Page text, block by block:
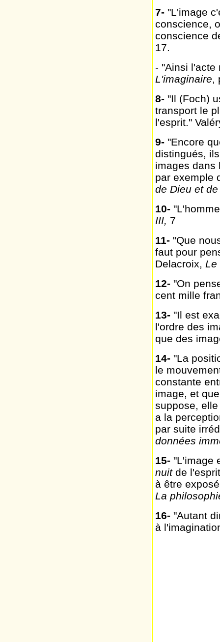
7-"L'image
conscience,
conscience
17.
- "Ainsi l'acte
L'imaginaire,
8-"Il (Foch)
transport le
l'esprit."
9-"Encore
distingués,
images dans
par exemple
de Dieu et
10-
III, 7
11-"Que
faut pour
Delacroix, Le
12-"On
cent mille
13-"Il est
l'ordre des
que des
14-"La
le
constante
image, et
suppose,
a la
par suite
données
15-"L'image
nuit de
à être
La
16-"Autant
à